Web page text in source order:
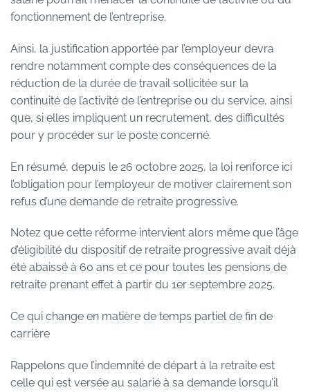
fonctionnement de l’entreprise.
Ainsi, la justification apportée par l’employeur devra
rendre notamment compte des conséquences de la
réduction de la durée de travail sollicitée sur la
continuité de l’activité de l’entreprise ou du service, ainsi
que, si elles impliquent un recrutement, des difficultés
pour y procéder sur le poste concerné.
En résumé, depuis le 26 octobre 2025, la loi renforce ici
l’obligation pour l’employeur de motiver clairement son
refus d’une demande de retraite progressive.
Notez que cette réforme intervient alors même que l’âge
d’éligibilité du dispositif de retraite progressive avait déjà
été abaissé à 60 ans et ce pour toutes les pensions de
retraite prenant effet à partir du 1er septembre 2025.
Ce qui change en matière de temps partiel de fin de
carrière
Rappelons que l’indemnité de départ à la retraite est
celle qui est versée au salarié à sa demande lorsqu’il